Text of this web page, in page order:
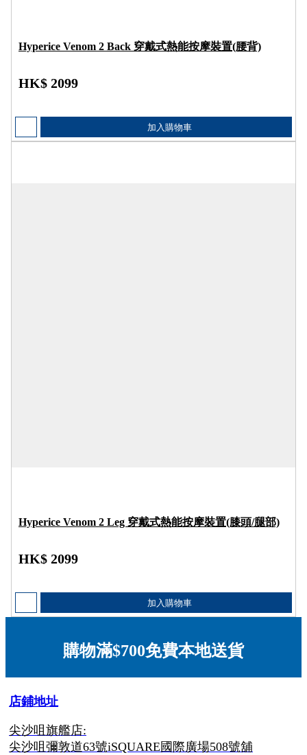
Hyperice Venom 2 Back 穿戴式熱能按摩裝置(腰背)
HK$ 2099
加入購物車
Hyperice Venom 2 Leg 穿戴式熱能按摩裝置(膝頭/腿部)
HK$ 2099
加入購物車
購物滿$700免費本地送貨
店鋪地址
尖沙咀旗艦店:
尖沙咀彌敦道63號iSQUARE國際廣場508號舖